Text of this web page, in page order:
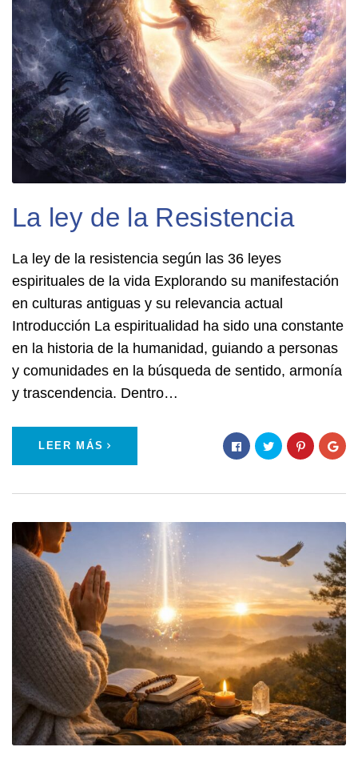
La ley de la Resistencia
La ley de la resistencia según las 36 leyes
espirituales de la vida Explorando su manifestación
en culturas antiguas y su relevancia actual
Introducción La espiritualidad ha sido una constante
en la historia de la humanidad, guiando a personas
y comunidades en la búsqueda de sentido, armonía
y trascendencia. Dentro…
LEER MÁS